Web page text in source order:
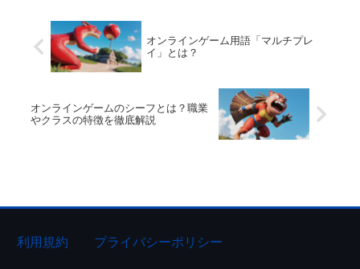
オンラインゲーム用語「マルチプレ
イ」とは？
オンラインゲームのシーフとは？職業
やクラスの特徴を徹底解説
利用規約 プライバシーポリシー